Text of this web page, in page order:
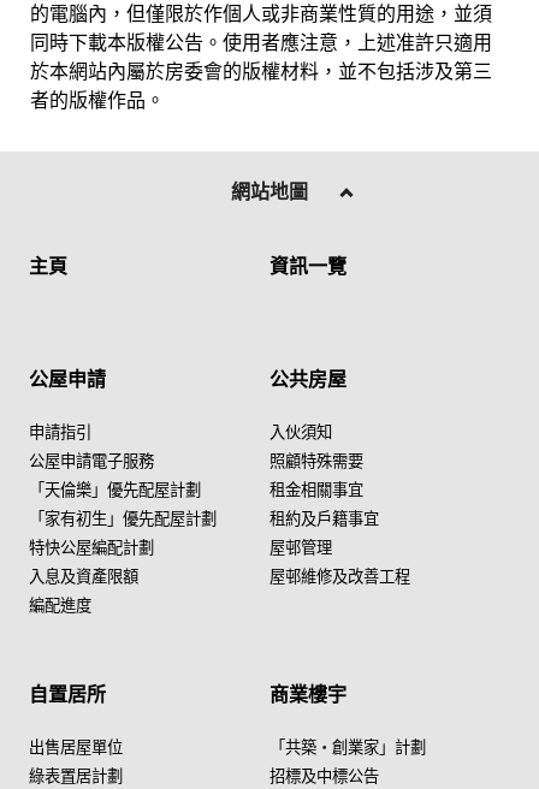
的電腦內，但僅限於作個人或非商業性質的用途，並須
同時下載本版權公告。使用者應注意，上述准許只適用
於本網站內屬於房委會的版權材料，並不包括涉及第三
者的版權作品。
網站地圖
主頁 資訊一覽
公屋申請
申請指引
公屋申請電子服務
「天倫樂」優先配屋計劃
「家有初生」優先配屋計劃
特快公屋編配計劃
入息及資產限額
編配進度
公共房屋
入伙須知
照顧特殊需要
租金相關事宜
租約及戶籍事宜
屋邨管理
屋邨維修及改善工程
自置居所
出售居屋單位
綠表置居計劃
商業樓宇
「共築・創業家」計劃
招標及中標公告